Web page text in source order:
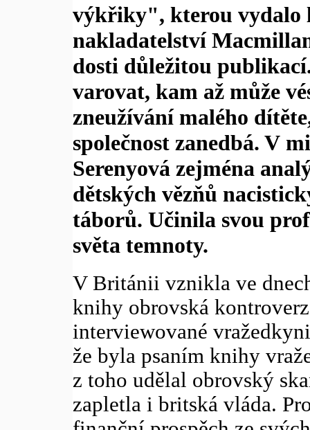
výkřiky", kterou vydalo
nakladatelství
dosti důležitou
varovat, kam až může
zneužívání malého
společnost zanedbá. V
Serenyová zejména
dětských vězňů
táborů. Učinila svou
světa temnoty.
V Británii vznikla ve
knihy obrovská
interviewované
že byla psaním knihy
z toho udělal obrovský
zapletla i britská vláda.